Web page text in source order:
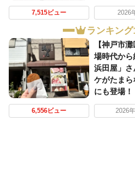
7,515ビュー 2026
ランキン
【神戸市
場時代か
浜田屋」さ
ケがたまら
にも登場！
6,556ビュー 2026